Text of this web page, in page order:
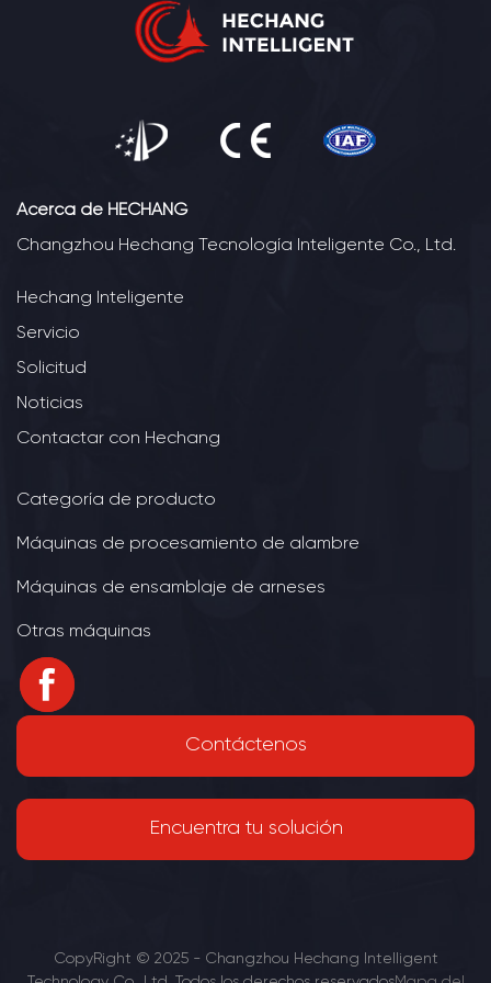
Acerca de HECHANG
Changzhou Hechang Tecnología Inteligente Co., Ltd.
Hechang Inteligente
Servicio
Solicitud
Noticias
Contactar con Hechang
Categoría de producto
Máquinas de procesamiento de alambre
Máquinas de ensamblaje de arneses
Otras máquinas
Contáctenos
Encuentra tu solución
CopyRight © 2025 - Changzhou Hechang Intelligent